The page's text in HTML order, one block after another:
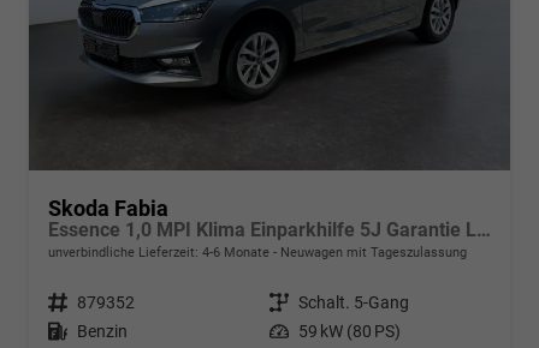
Skoda Fabia
Essence 1,0 MPI Klima Einparkhilfe 5J Garantie LED Scheinwerfer Bluetooth
unverbindliche Lieferzeit: 4-6 Monate Neuwagen mit Tageszulassung
Fahrzeugnr. 879352 Getriebe Schalt. 5-Gang
Kraftstoff Benzin Leistung 59 kW (80 PS)